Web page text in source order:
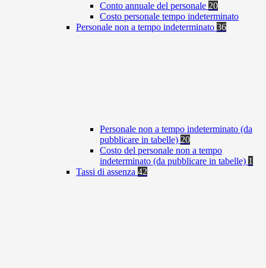
Conto annuale del personale 20
Costo personale tempo indeterminato
Personale non a tempo indeterminato 36
Personale non a tempo indeterminato (da
pubblicare in tabelle) 20
Costo del personale non a tempo
indeterminato (da pubblicare in tabelle) 1
Tassi di assenza 42